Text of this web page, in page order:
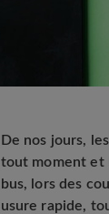
De nos jours,
tout moment et
bus, lors des
usure rapide,